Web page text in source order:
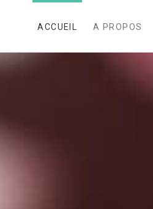
ACCUEIL A PROPOS